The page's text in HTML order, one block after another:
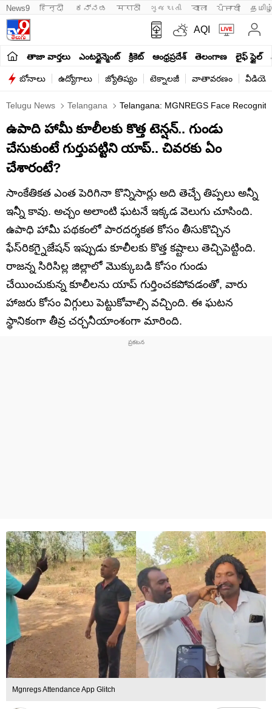
News9 हिन्दी ಕನ್ನಡ मराठी ગુજરાતી বাংলা ਪੰਜਾਬੀ
AQI
తాజా వార్తలు ఎంటర్టైన్మెంట్ క్రికెట్ ఆంధ్రప్రదేశ్ తెలంగాణ లైఫ్ స్టైల్
బోనాలు ఉద్యోగాలు జ్యోతిష్యం టెక్నాలజీ వాతావరణం
Telugu News Telangana Telangana: MGNREGS Face
ఉపాది హామీ కూలీలకు కొత్త టెన్షన్.. గుండు
చేసుకుంటే గుర్తుపట్టిని యాప్.. చివరకు ఏం
చేశారంటే?
సాంకేతికత ఎంత పెరిగినా కొన్నిసార్లు అది తెచ్చే తిప్పలు అన్నీ
ఇన్నీ కావు. అచ్చం అలాంటి ఘటనే ఇక్కడ వెలుగు చూసింది.
ఉపాధి హామీ పథకంలో పారదర్శకత కోసం తీసుకొచ్చిన
ఫేస్‌రికగ్నైజేషన్ ఇప్పుడు కూలీలకు కొత్త కష్టాలు తెచ్చిపెట్టింది.
రాజన్న సిరిసిల్ల జిల్లాలో మొక్కుబడి కోసం గుండు
చేయించుకున్న కూలీలను యాప్ గుర్తించకపోవడంతో, వారు
హాజరు కోసం విగ్గులు పెట్టుకోవాల్సి వచ్చింది. ఈ ఘటన
స్థానికంగా తీవ్ర చర్చనీయాంశంగా మారింది.
Mgnregs Attendance App Glitch